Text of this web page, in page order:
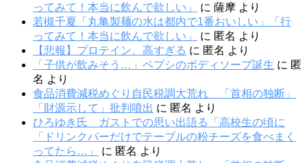
ってみて！本当に飲んで欲しい」
に 薩摩 より
若槻千夏「丸亀製麺の水は都内で1番おいしい」「行
ってみて！本当に飲んで欲しい」
に 匿名 より
【悲報】プロテイン、高すぎる に 匿名 より
「子供が飲みそう…」ペプシのボディソープ誕生 に 匿
名 より
食品消費減税めぐり自民税調大荒れ 「首相の独断」
「財源示して」批判噴出 に 匿名 より
ひろゆき氏 ガストでの思い出語る「高校生の頃に
「ドリンクバーだけでテーブルの粉チーズを食べまく
ってたら…」
に 匿名 より